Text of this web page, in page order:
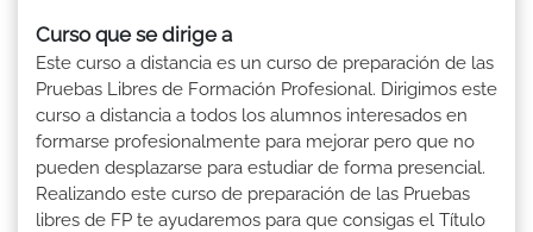
Curso que se dirige a
Este curso a distancia es un curso de preparación de las
Pruebas Libres de Formación Profesional. Dirigimos este
curso a distancia a todos los alumnos interesados en
formarse profesionalmente para mejorar pero que no
pueden desplazarse para estudiar de forma presencial.
Realizando este curso de preparación de las Pruebas
libres de FP te ayudaremos para que consigas el Título